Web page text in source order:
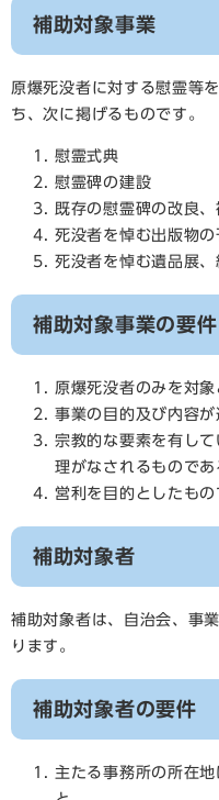
補助対象事業
原爆死没者に対する慰霊等
ち、次に掲げるものです。
慰霊式典
慰霊碑の建設
既存の慰霊碑の改良
死没者を悼む出版物の
死没者を悼む遺品展
補助対象事業の要件
原爆死没者のみを対
事業の目的及び内容
宗教的な要素を有し
理がなされるものであ
営利を目的としたもの
補助対象者
補助対象者は、自治会、事
ります。
補助対象者の要件
主たる事務所の所在